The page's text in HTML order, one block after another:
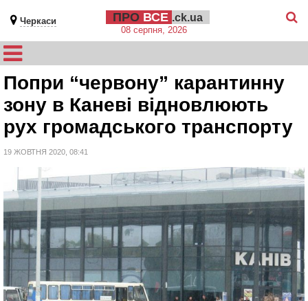
Черкаси ПРО ВСЕ .ck.ua
08 серпня, 2026
Попри “червону” карантинну
зону в Каневі відновлюють
рух громадського транспорту
19 ЖОВТНЯ 2020, 08:41